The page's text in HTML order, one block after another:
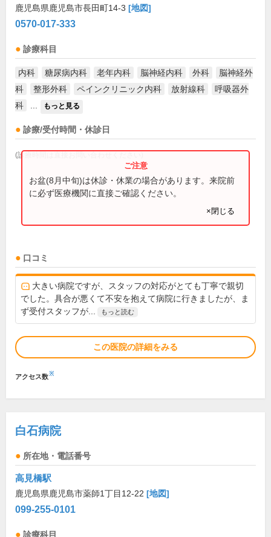
鹿児島県鹿児島市長田町14-3 [地図]
0570-017-333
診療科目
内科 糖尿病内科 老年内科 脳神経内科 外科
脳神経外
科
整形外科 ペインクリニック内科 放射線科
呼吸器外
科
もっと見る
診療/受付時間・休診日
(診療時間は直接お問い合わせください)
お盆(8月中旬)は休診・休業の場合があります。来院前
に必ず医療機関に直接ご確認ください。
×閉じる
口コミ
大きい病院ですが、スタッフの対応がとても丁寧で親切
でした。具合が悪くて不安を抱えて病院に行きましたが、ま
ず受付スタッフが...
もっと読む
この医院の詳細をみる
アクセス数※
白石病院
所在地・電話番号
高見橋駅
鹿児島県鹿児島市薬師1丁目12-22 [地図]
099-255-0101
診療科目